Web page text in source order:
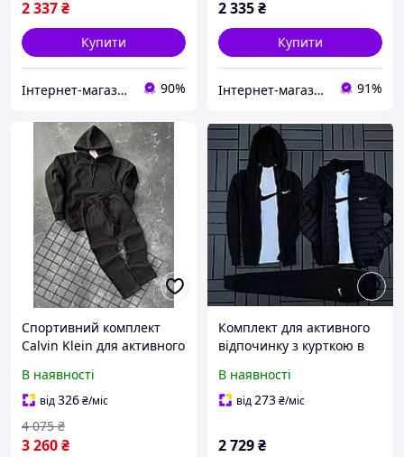
2 337₴
Купити
Інтернет-магазин ALL CLOTHES 90%
2 335₴
Купити
Інтернет-магазин Mike Shop of Home 91%
Спортивний комплект
Calvin Klein для активного
у стильному дизайні та
комфортному виконанні
В наявності
від326₴/міс
3 260₴
4 075 ₴
Комплект для активного
відпочинку з курткою в
стильний худі та штани з
легкого матеріалу
В наявності
від273₴/міс
2 729₴